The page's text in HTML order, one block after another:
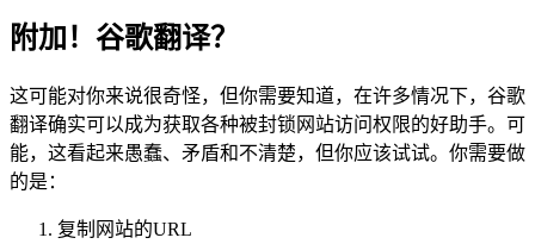
附加！谷歌翻译？
这可能对你来说很奇怪，但你需要知道，在许多情况下，谷歌
翻译确实可以成为获取各种被封锁网站访问权限的好助手。可
能，这看起来愚蠢、矛盾和不清楚，但你应该试试。你需要做
的是：
复制网站的URL